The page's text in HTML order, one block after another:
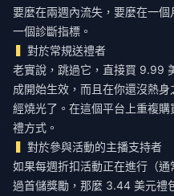
要麼在兩週內流失，要麼在一
一個診斷指標。
對於常規送禮者
老實說，跳過它，直接買 9.99
成開始生效，而且在你還沒熱
經燒光了。在這個平台上重複
禮方式。
對於參與活動的主播支持者
如果每週折扣活動正在進行（
過首儲獎勵，那麼 3.44 美元禮